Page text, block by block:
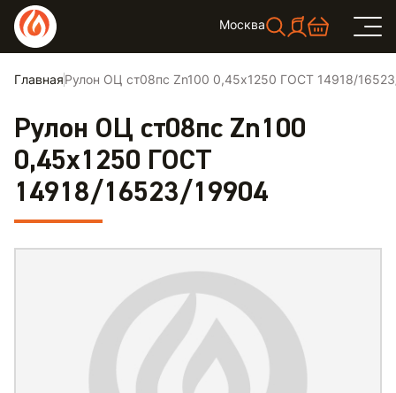
Москва
ГлавнаяРулон ОЦ ст08пс Zn100 0,45х1250 ГОСТ 14918/
Рулон ОЦ ст08пс Zn100
0,45х1250 ГОСТ
14918/16523/19904